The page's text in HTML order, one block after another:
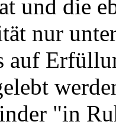
und die
nur
auf
"in